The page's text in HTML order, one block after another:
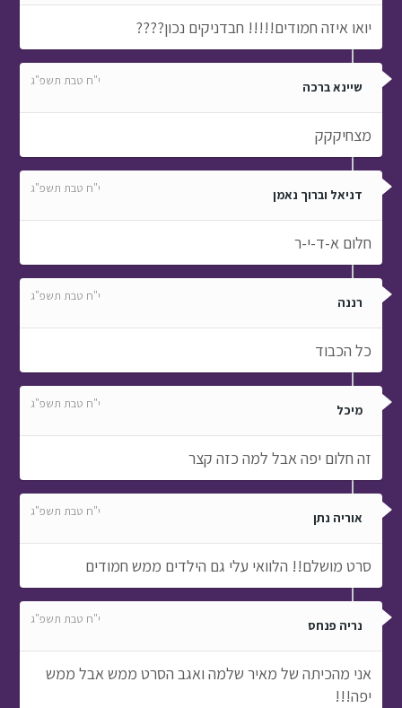
יואו איזה חמודים!!!!! חבדניקים נכון????
שיינא ברכה י"ח טבת תשפ"ג
מצחיקקק
דניאל וברוך נאמן י"ח טבת תשפ"ג
חלום א-ד-י-ר
רננה י"ח טבת תשפ"ג
כל הכבוד
מיכל י"ח טבת תשפ"ג
זה חלום יפה אבל למה כזה קצר
אוריה נתן י"ח טבת תשפ"ג
סרט מושלם!! הלוואי עלי גם הילדים ממש חמודים
נריה פנחס י"ח טבת תשפ"ג
אני מהכיתה של מאיר שלמה ואגב הסרט ממש אבל ממש
יפה!!!